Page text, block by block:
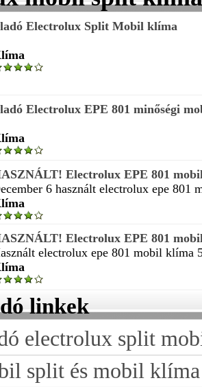
Electrolux Split Mobil klíma
Electrolux EPE 801 minőségi
Electrolux EPE 801
6 használt electrolux epe 801
Electrolux EPE 801
electrolux epe 801 mobil klíma
linkek
electrolux split
split és mobil